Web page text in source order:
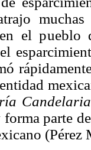
muchas
el pueblo
parte